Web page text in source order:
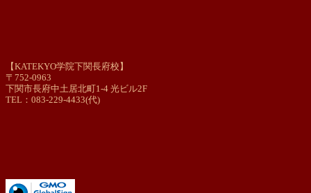
【KATEKYO学院下関長府校】
〒752-0963
下関市長府中土居北町1-4 光ビル2F
TEL：083-229-4433(代)